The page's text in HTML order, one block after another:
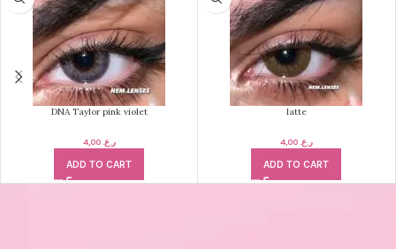
DNA Taylor pink violet
ر.ع. 4,00
ADD TO CART
latte
ر.ع. 4,00
ADD TO CART